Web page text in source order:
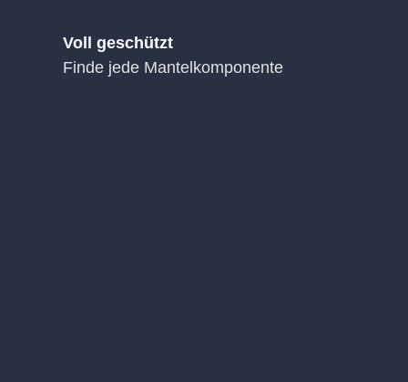
Voll geschützt
Finde jede Mantelkomponente